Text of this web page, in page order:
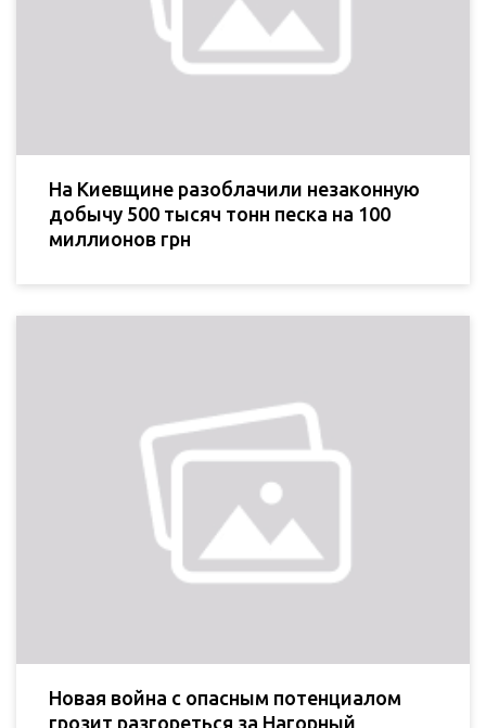
На Киевщине разоблачили незаконную
добычу 500 тысяч тонн песка на 100
миллионов грн
Новая война с опасным потенциалом
грозит разгореться за Нагорный